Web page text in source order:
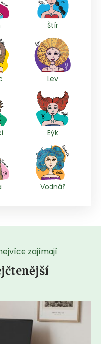
Štír
Lev
Býk
Vodnář
zajímají